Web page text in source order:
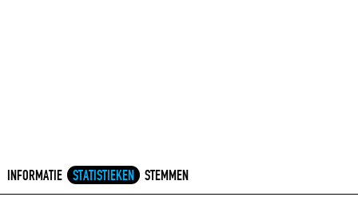
INFORMATIE STATISTIEKEN STEMMEN